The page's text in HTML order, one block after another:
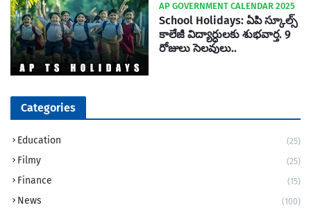
AP GOVERNMENT CALENDAR 2025
School Holidays: ఏపి స్కూల్స్
కాలేజీ విద్యార్ధులకు శుభవార్త. 9
రోజులు సెలవులు..
Categories
Education (25)
Filmy (25)
Finance (15)
News (100)